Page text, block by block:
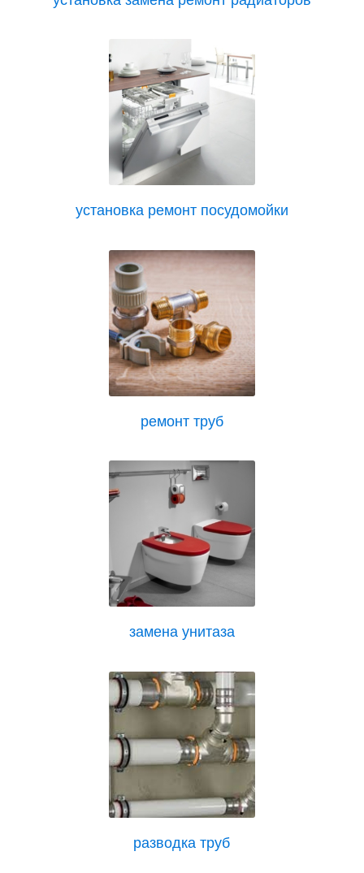
установка ремонт посудомойки
ремонт труб
замена унитаза
разводка труб